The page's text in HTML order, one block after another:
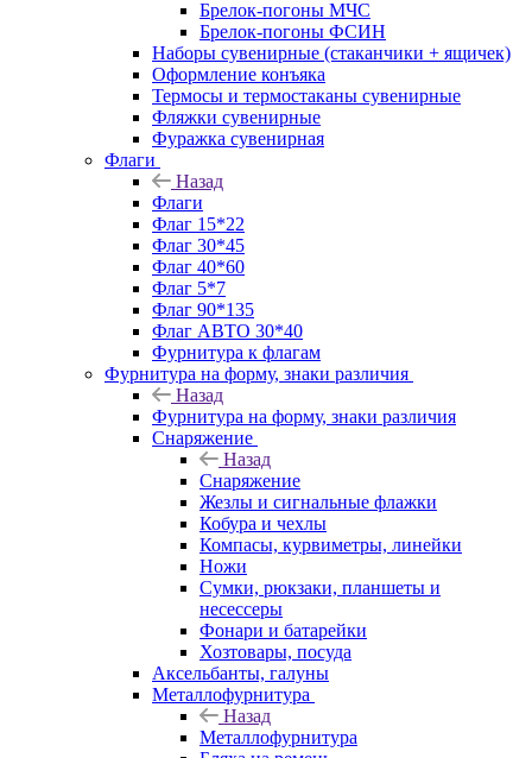
Брелок-погоны МЧС
Брелок-погоны ФСИН
Наборы сувенирные (стаканчики + ящичек)
Оформление конъяка
Термосы и термостаканы сувенирные
Фляжки сувенирные
Фуражка сувенирная
Флаги
Назад
Флаги
Флаг 15*22
Флаг 30*45
Флаг 40*60
Флаг 5*7
Флаг 90*135
Флаг АВТО 30*40
Фурнитура к флагам
Фурнитура на форму, знаки различия
Назад
Фурнитура на форму, знаки различия
Снаряжение
Назад
Снаряжение
Жезлы и сигнальные флажки
Кобура и чехлы
Компасы, курвиметры, линейки
Ножи
Сумки, рюкзаки, планшеты и
несессеры
Фонари и батарейки
Хозтовары, посуда
Аксельбанты, галуны
Металлофурнитура
Назад
Металлофурнитура